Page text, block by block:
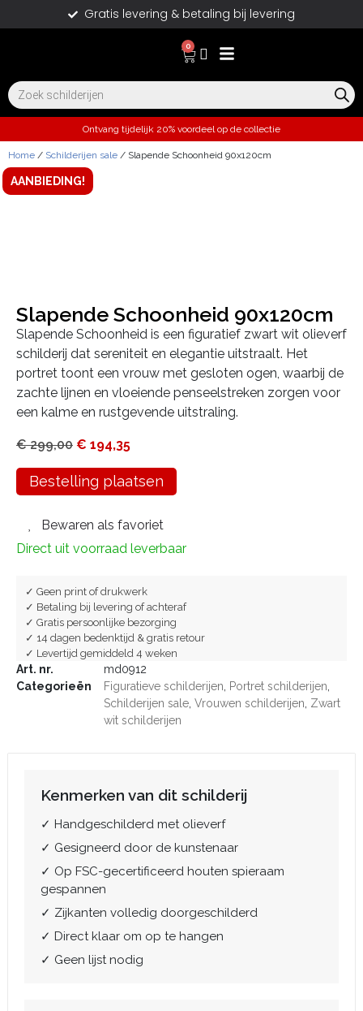
Gratis levering & betaling bij levering
0
Ontvang tijdelijk 20% voordeel op de collectie
Home / Schilderijen sale / Slapende Schoonheid 90x120cm
AANBIEDING!
Slapende Schoonheid 90x120cm
Slapende Schoonheid is een figuratief zwart wit olieverf
schilderij dat sereniteit en elegantie uitstraalt. Het
portret toont een vrouw met gesloten ogen, waarbij de
zachte lijnen en vloeiende penseelstreken zorgen voor
een kalme en rustgevende uitstraling.
€299,00 € 194,35
Bestelling plaatsen
Bewaren als favoriet
Direct uit voorraad leverbaar
✓ Geen print of drukwerk
✓ Betaling bij levering of achteraf
✓ Gratis persoonlijke bezorging
✓ 14 dagen bedenktijd & gratis retour
✓ Levertijd gemiddeld 4 weken
Art. nr.
md0912
Categorieën
Figuratieve schilderijen Portret schilderijen
Schilderijen sale Vrouwen schilderijen Zwart
wit schilderijen
Kenmerken van dit schilderij
✓ Handgeschilderd met olieverf
✓ Gesigneerd door de kunstenaar
✓ Op FSC-gecertificeerd houten spieraam
gespannen
✓ Zijkanten volledig doorgeschilderd
✓ Direct klaar om op te hangen
✓ Geen lijst nodig